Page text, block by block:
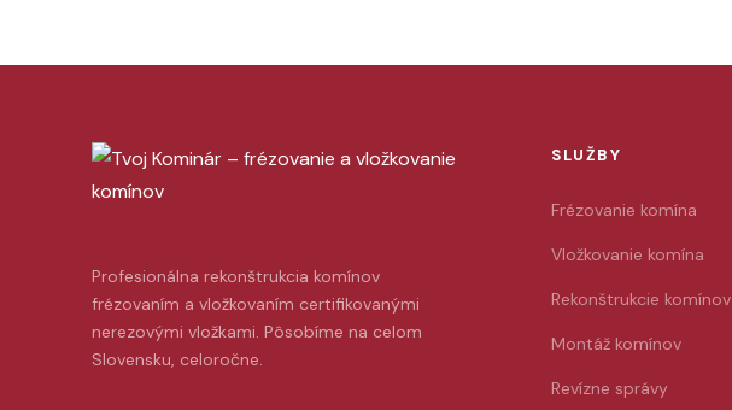
Profesionálna rekonštrukcia komínov
frézovaním a vložkovaním certifikovanými
nerezovými vložkami. Pôsobíme na celom
Slovensku, celoročne.
SLUŽBY
Frézovanie komína
Vložkovanie komína
Rekonštrukcie komínov
Montáž komínov
Revízne správy